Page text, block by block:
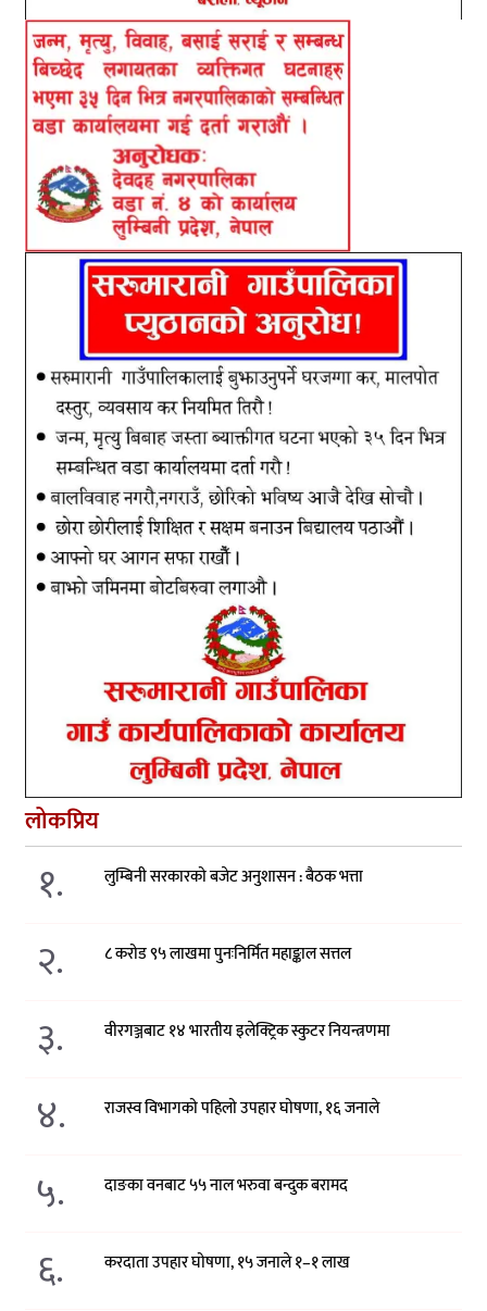
लोकप्रिय
१. लुम्बिनी सरकारको बजेट अनुशासन : बैठक भत्ता
२. ८ करोड ९५ लाखमा पुनःनिर्मित महाङ्काल सत्तल
३. वीरगञ्जबाट १४ भारतीय इलेक्ट्रिक स्कुटर नियन्त्रणमा
४. राजस्व विभागको पहिलो उपहार घोषणा, १६ जनाले
५. दाङका वनबाट ५५ नाल भरुवा बन्दुक बरामद
६. करदाता उपहार घोषणा, १५ जनाले १–१ लाख